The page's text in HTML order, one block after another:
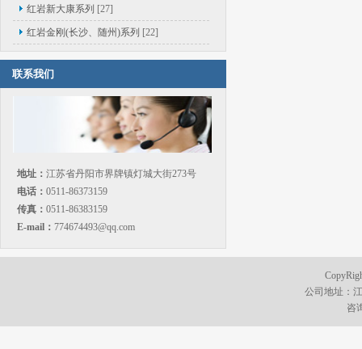
红岩新大康系列 [27]
红岩金刚(长沙、随州)系列 [22]
联系我们
地址： 江苏省丹阳市界牌镇灯城大街273号
电话： 0511-86373159
传真： 0511-86383159
E-mail： 774674493@qq.com
公司地址：
咨